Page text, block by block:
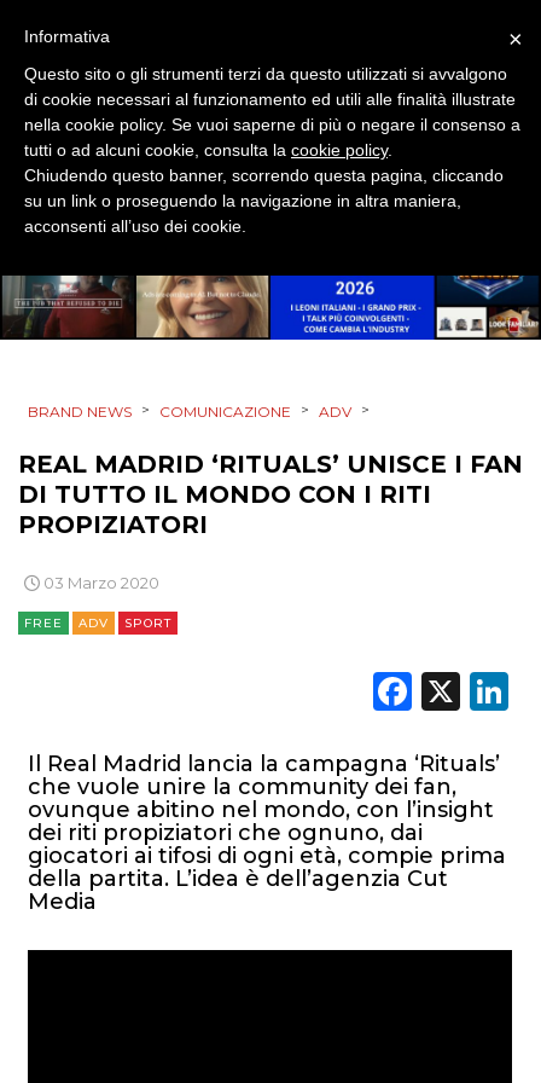
SPONSOR
DESIGN
EVENTI
MOBILE
CSR
EDITORIA
ESTERNA
RADIO / AUDIO
TV
BRAND NEWS > COMUNICAZIONE > ADV >
REAL MADRID ‘RITUALS’ UNISCE I FAN
DI TUTTO IL MONDO CON I RITI
PROPIZIATORI
03 Marzo 2020
FREE ADV SPORT
X
Il Real Madrid lancia la campagna ‘Rituals’
che vuole unire la community dei fan,
ovunque abitino nel mondo, con l’insight
dei riti propiziatori che ognuno, dai
giocatori ai tifosi di ogni età, compie prima
della partita. L’idea è dell’agenzia Cut
Media
×
Informativa
Questo sito o gli strumenti terzi da questo utilizzati si avvalgono
di cookie necessari al funzionamento ed utili alle finalità illustrate
nella cookie policy. Se vuoi saperne di più o negare il consenso a
tutti o ad alcuni cookie, consulta la cookie policy.
Chiudendo questo banner, scorrendo questa pagina, cliccando
su un link o proseguendo la navigazione in altra maniera,
acconsenti all’uso dei cookie.